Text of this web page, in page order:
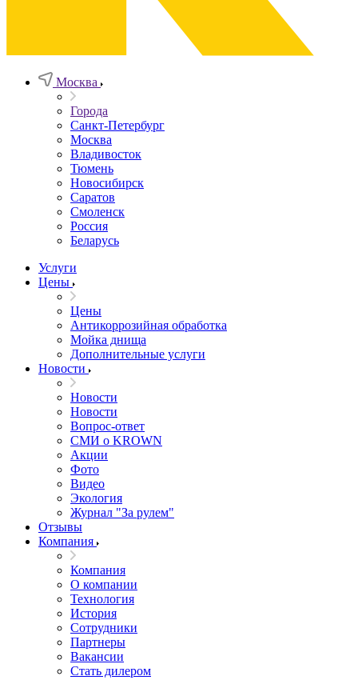
Москва
Города
Санкт-Петербург
Москва
Владивосток
Тюмень
Новосибирск
Саратов
Смоленск
Россия
Беларусь
Услуги
Цены
Цены
Антикоррозийная обработка
Мойка днища
Дополнительные услуги
Новости
Новости
Новости
Вопрос-ответ
СМИ о KROWN
Акции
Фото
Видео
Экология
Журнал "За рулем"
Отзывы
Компания
Компания
О компании
Технология
История
Сотрудники
Партнеры
Вакансии
Стать дилером